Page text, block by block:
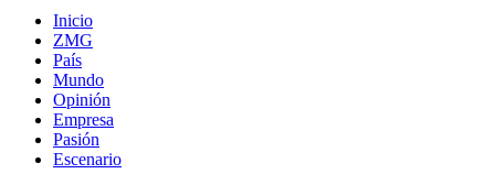
Inicio
ZMG
País
Mundo
Opinión
Empresa
Pasión
Escenario